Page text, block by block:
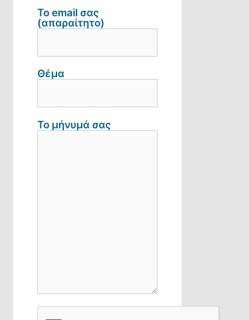
Το email σας
(απαραίτητο)
Θέμα
Το μήνυμά σας